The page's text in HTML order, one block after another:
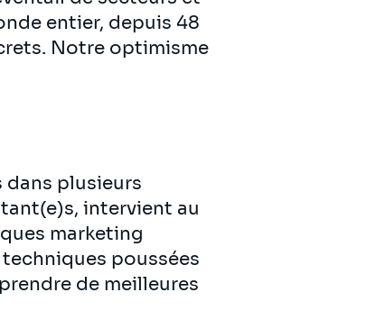
entier, depuis 48
Notre optimisme
dans plusieurs
intervient au
marketing
poussées
de meilleures